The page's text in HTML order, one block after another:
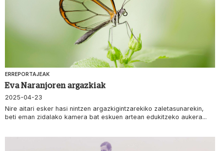
ERREPORTAJEAK
Eva Naranjoren argazkiak
2025-04-23
Nire aitari esker hasi nintzen argazkigintzarekiko zaletasunarekin,
beti eman zidalako kamera bat eskuen artean edukitzeko aukera...